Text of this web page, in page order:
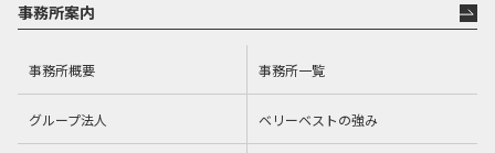
事務所案内
事務所概要 事務所一覧
グループ法人 ベリーベストの強み